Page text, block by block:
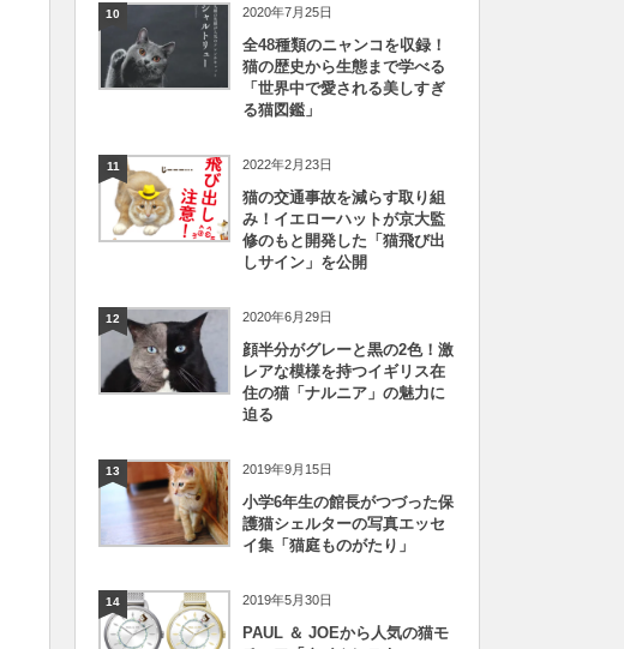
10 2020年7月25日
全48種類のニャンコを収録！
猫の歴史から生態まで学べる
「世界中で愛される美しすぎ
る猫図鑑」
11 2022年2月23日
猫の交通事故を減らす取り組
み！イエローハットが京大監
修のもと開発した「猫飛び出
しサイン」を公開
12 2020年6月29日
顔半分がグレーと黒の2色！激
レアな模様を持つイギリス在
住の猫「ナルニア」の魅力に
迫る
13 2019年9月15日
小学6年生の館長がつづった保
護猫シェルターの写真エッセ
イ集「猫庭ものがたり」
14 2019年5月30日
PAUL ＆ JOEから人気の猫モ